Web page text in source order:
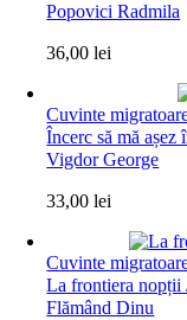
Popovici Radmila
36,00lei
Cuvinte
Încerc să mă așez
Vigdor George
33,00lei
Cuvinte
La frontiera nopții
Flămând Dinu